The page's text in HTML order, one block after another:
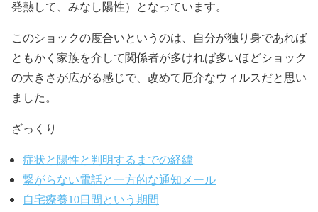
発熱して、みなし陽性）となっています。
このショックの度合いというのは、自分が独り身であれば
ともかく家族を介して関係者が多ければ多いほどショック
の大きさが広がる感じで、改めて厄介なウィルスだと思い
ました。
ざっくり
症状と陽性と判明するまでの経緯
繋がらない電話と一方的な通知メール
自宅療養10日間という期間